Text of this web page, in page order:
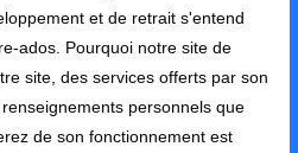
et de retrait s'entend
ados. Pourquoi notre site de
site, des services offerts par son
personnels que
de son fonctionnement est